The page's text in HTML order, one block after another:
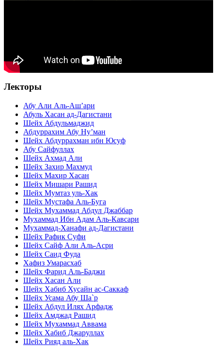
Лекторы
Абу Али Аль-Аш’ари
Абуль Хасан ад-Дагистани
Шейх Абдульмаджид
Абдуррахим Абу Ну’ман
Шейх Абдуррахман ибн Юсуф
Абу Сайфуллах
Шейх Ахмад Али
Шейх Захир Махмуд
Шейх Махир Хасан
Шейх Мишари Рашид
Шейх Мумтаз уль-Хак
Шейх Мустафа Аль-Буга
Шейх Мухаммад Абдул Джаббар
Мухаммад Ибн Адам Аль-Кавсари
Мухаммад-Ханафи ад-Дагистани
Шейх Рафик Суфи
Шейх Сайф Али Аль-Асри
Шейх Саид Фуда
Хафиз Умарасхаб
Шейх Фарид Аль-Баджи
Шейх Хасан Али
Шейх Хабиб Хусайн ас-Саккаф
Шейх Усама Абу Ша`р
Шейх Абдул Илях Арфадж
Шейх Амджад Рашид
Шейх Мухаммад Аввама
Шейх Хабиб Джаруллах
Шейх Рияд аль-Хак